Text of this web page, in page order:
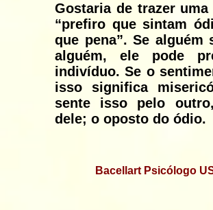
Gostaria de trazer
“prefiro que sintam
que pena”. Se alguém
alguém, ele pode
indivíduo. Se o
isso significa
sente isso pelo
dele; o oposto do ódio.
Bacellart Psicólogo